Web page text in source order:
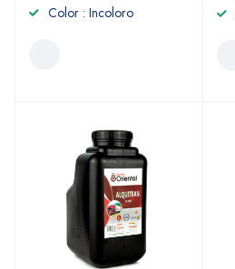
Color : Incoloro